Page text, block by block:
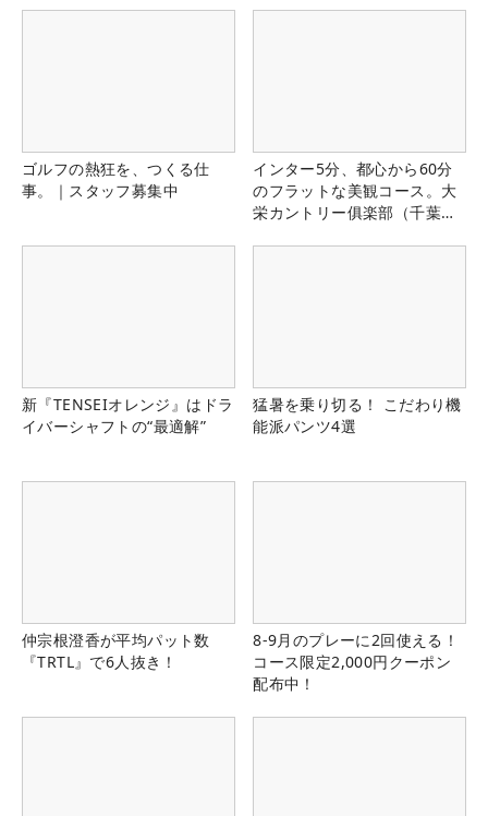
ゴルフの熱狂を、つくる仕
事。｜スタッフ募集中
インター5分、都心から60分
のフラットな美観コース。大
栄カントリー俱楽部（千葉
新『TENSEIオレンジ』はドラ
イバーシャフトの“最適解”
猛暑を乗り切る！ こだわり機
能派パンツ4選
仲宗根澄香が平均パット数
『TRTL』で6人抜き！
8-9月のプレーに2回使える！
コース限定2,000円クーポン
配布中！